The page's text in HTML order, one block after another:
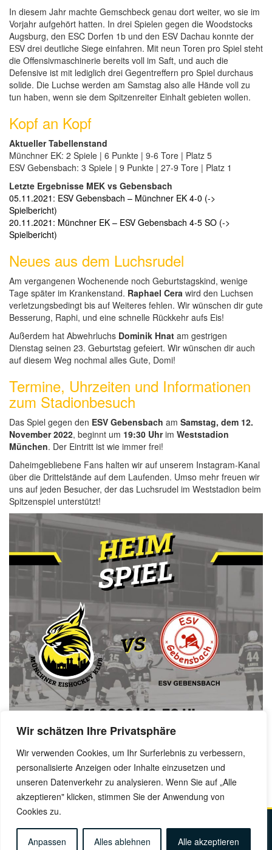
Wir schätzen Ihre Privatsphäre
Wir verwenden Cookies, um Ihr Surferlebnis zu verbessern,
personalisierte Anzeigen oder Inhalte einzusetzen und
unseren Datenverkehr zu analysieren. Wenn Sie auf „Alle
akzeptieren" klicken, stimmen Sie der Anwendung von
Cookies zu.
Anpassen Alles ablehnen Alle akzeptieren
In diesem Jahr machte Gemschbeck genau dort weiter, wo sie im
Vorjahr aufgehört hatten. In drei Spielen gegen die Woodstocks
Augsburg, den ESC Dorfen 1b und den ESV Dachau konnte der
ESV drei deutliche Siege einfahren. Mit neun Toren pro Spiel steht
die Offensivmaschinerie bereits voll im Saft, und auch die
Defensive ist mit lediglich drei Gegentreffern pro Spiel durchaus
solide. Die Luchse werden am Samstag also alle Hände voll zu
tun haben, wenn sie dem Spitzenreiter Einhalt gebieten wollen.
Kopf an Kopf
Aktueller Tabellenstand
Münchner EK: 2 Spiele | 6 Punkte | 9-6 Tore | Platz 5
ESV Gebensbach: 3 Spiele | 9 Punkte | 27-9 Tore | Platz 1
Letzte Ergebnisse MEK vs Gebensbach
05.11.2021: ESV Gebensbach – Münchner EK 4-0 (->
Spielbericht)
20.11.2021: Münchner EK – ESV Gebensbach 4-5 SO (->
Spielbericht)
Neues aus dem Luchsrudel
Am vergangenen Wochenende noch Geburtstagskind, wenige
Tage später im Krankenstand. Raphael Cera wird den Luchsen
verletzungsbedingt bis auf Weiteres fehlen. Wir wünschen dir gute
Besserung, Raphi, und eine schnelle Rückkehr aufs Eis!
Außerdem hat Abwehrluchs Dominik Hnat am gestrigen
Dienstag seinen 23. Geburtstag gefeiert. Wir wünschen dir auch
auf diesem Weg nochmal alles Gute, Domi!
Termine, Uhrzeiten und Informationen
zum Stadionbesuch
Das Spiel gegen den ESV Gebensbach am Samstag, dem 12.
November 2022, beginnt um 19:30 Uhrim Weststadion
München. Der Eintritt ist wie immer frei!
Daheimgebliebene Fans halten wir auf unserem Instagram-Kanal
über die Drittelstände auf dem Laufenden. Umso mehr freuen wir
uns auf jeden Besucher, der das Luchsrudel im Weststadion beim
Spitzenspiel unterstützt!
Benjamin Dornow, 09. November 2022
Kontakt Impressum Datenschutz
Anfahrt